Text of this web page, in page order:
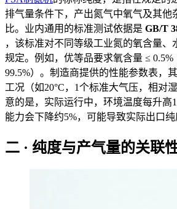
排气量条件下，产出氮气中氧气及其他
比。业内通用的标准测试依据是 GB/T
，该标准对不同等级工业氮的氧含量、
规定。例如，优等品要求氧含量 ≤ 0.5%
99.5%）。制造商提供的性能参数表，
工况（如20°C，1个标准大气压，相对
意的是，实际运行中，环境温度每升高
能力会下降约5%，可能导致实际出口纯
二 · 纯度与产气量的关联